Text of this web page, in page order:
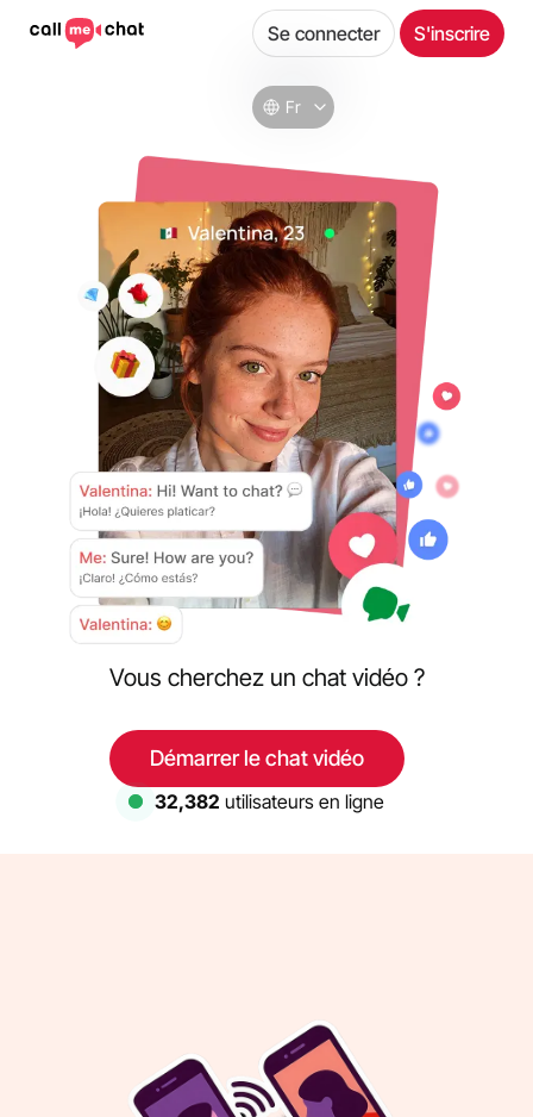
Fr
Se connecter S'inscrire
Vous cherchez un chat vidéo ?
Démarrer le chat vidéo
32,382 utilisateurs en ligne